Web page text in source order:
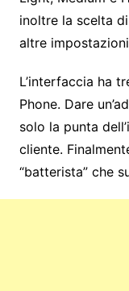
inoltre la scelta
altre
L’interfaccia ha
Phone. Dare
solo la punta
cliente.
“batterista” che